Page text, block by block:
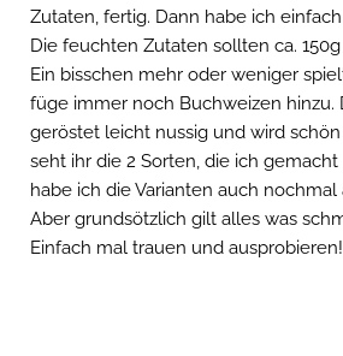
Zutaten, fertig. Dann habe ich
Die feuchten Zutaten sollten ca.
Ein bisschen mehr oder weniger
füge immer noch Buchweizen hinzu.
geröstet leicht nussig und wird
seht ihr die 2 Sorten, die ich
habe ich die Varianten auch
Aber grundsötzlich gilt alles was
Einfach mal trauen und